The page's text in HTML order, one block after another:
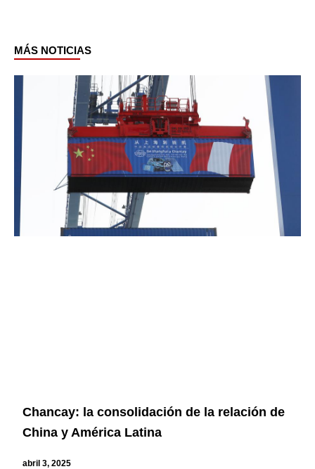
MÁS NOTICIAS
Chancay: la consolidación de la relación de
China y América Latina
abril 3, 2025
Page Page PagePage